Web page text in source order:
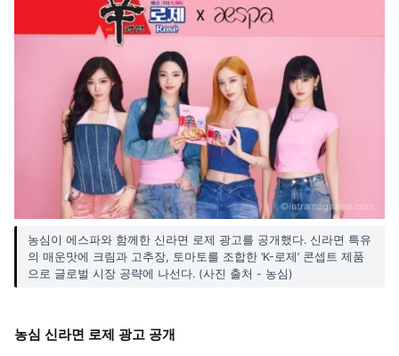
농심이 에스파와 함께한 신라면 로제 광고를 공개했다. 신라면 특유
의 매운맛에 크림과 고추장, 토마토를 조합한 ‘K-로제’ 콘셉트 제품
으로 글로벌 시장 공략에 나선다. (사진 출처 - 농심)
농심 신라면 로제 광고 공개